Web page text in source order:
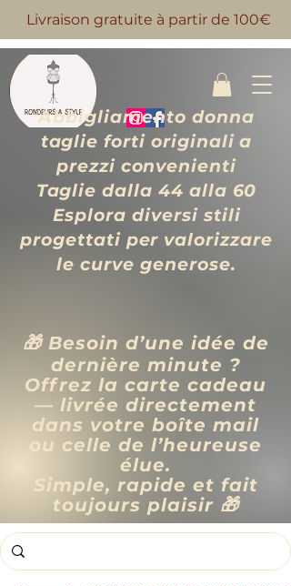
Livraison gratuite à partir de 100€
Abbigliamento donna
taglie forti originali a
prezzi convenienti
Taglie dalla 44 alla 60
Esplora diversi stili
progettati per valorizzare
le curve generose.
🎁 Besoin d’une idée de
dernière minute ?
Offrez la carte cadeau
— livrée directement
dans votre boîte mail
ou celle de l’heureuse
élue.
Simple, rapide et fait
toujours plaisir 🎁